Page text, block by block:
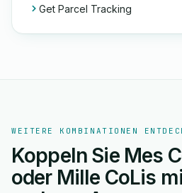
Get Parcel Tracking
WEITERE KOMBINATIONEN
Koppeln Sie Mes
oder Mille CoLis